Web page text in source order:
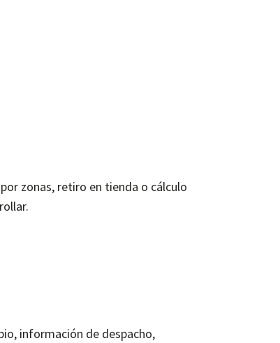
zonas, retiro en tienda o cálculo
información de despacho,